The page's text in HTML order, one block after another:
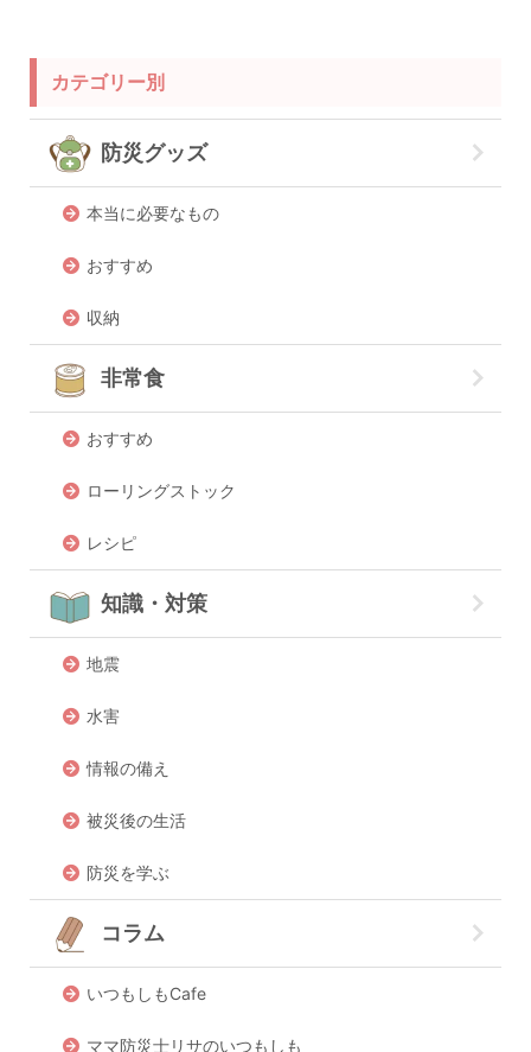
カテゴリー別
防災グッズ
本当に必要なもの
おすすめ
収納
非常食
おすすめ
ローリングストック
レシピ
知識・対策
地震
水害
情報の備え
被災後の生活
防災を学ぶ
コラム
いつもしもCafe
ママ防災士リサのいつもしも